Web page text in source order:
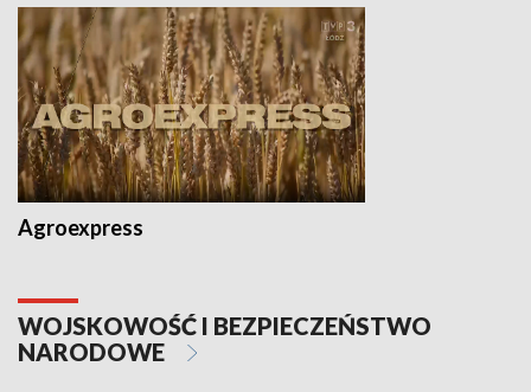
Agroexpress
WOJSKOWOŚĆ I BEZPIECZEŃSTWO
NARODOWE